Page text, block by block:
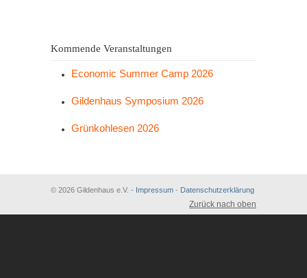
Kommende Veranstaltungen
Economic Summer Camp 2026
Gildenhaus Symposium 2026
Grünkohlesen 2026
© 2026 Gildenhaus e.V. - Impressum - Datenschutzerklärung
Zurück nach oben